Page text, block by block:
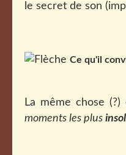
le secret de son
Ce qu'il
La même chose
moments les plus